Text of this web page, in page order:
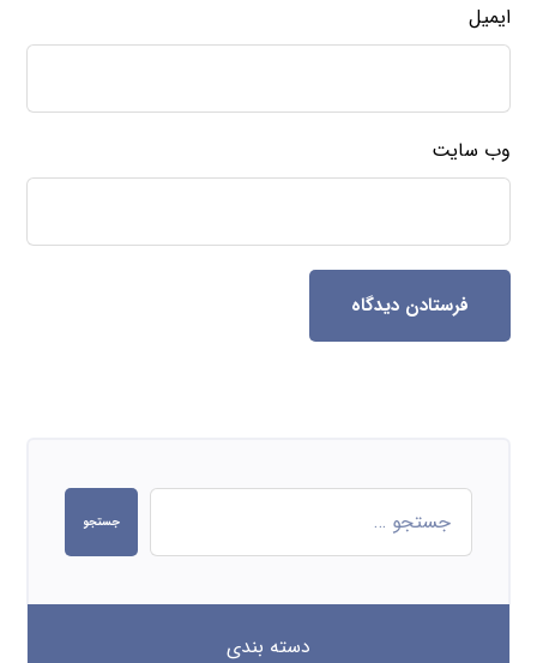
ایمیل
وب‌ سایت
فرستادن دیدگاه
جستجو
دسته بندی